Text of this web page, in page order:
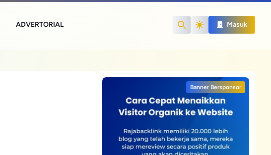
Search
Masuk
ADVERTORIAL
Banner Bersponsor